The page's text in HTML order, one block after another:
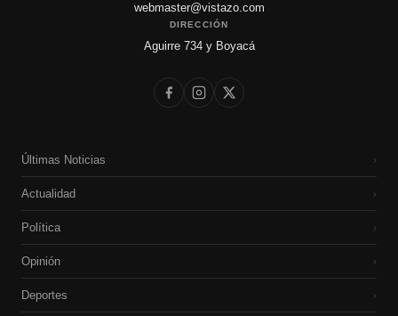
webmaster@vistazo.com
DIRECCIÓN
Aguirre 734 y Boyacá
Últimas Noticias ›
Actualidad ›
Política ›
Opinión ›
Deportes ›